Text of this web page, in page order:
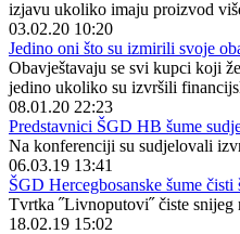
izjavu ukoliko imaju proizvod
03.02.20 10:20
Jedino oni što su izmirili svoje
Obavještavaju se svi kupci koji
jedino ukoliko su izvršili
08.01.20 22:23
Predstavnici ŠGD HB šume
Na konferenciji su sudjelovali
06.03.19 13:41
ŠGD Hercegbosanske šume
Tvrtka ˝Livnoputovi˝ čiste
18.02.19 15:02